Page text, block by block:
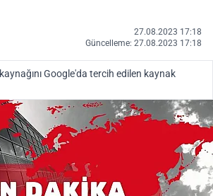
27.08.2023 17:18
Güncelleme: 27.08.2023 17:18
kaynağını Google'da tercih edilen kaynak